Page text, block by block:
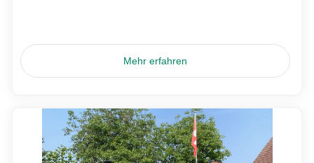
Mehr erfahren